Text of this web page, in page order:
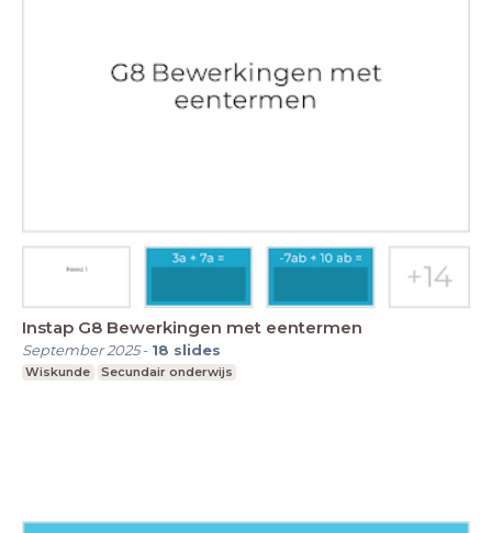
Instap G8 Bewerkingen met eentermen
September 2025- 18 slides
Wiskunde Secundair onderwijs